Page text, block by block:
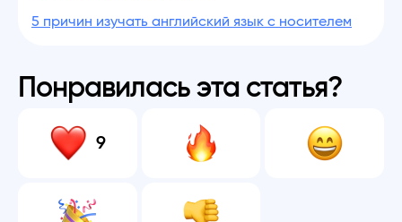
5 причин изучать английский язык с носителем
Понравилась эта статья?
9